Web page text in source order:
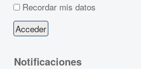
Recordar mis datos
Notificaciones